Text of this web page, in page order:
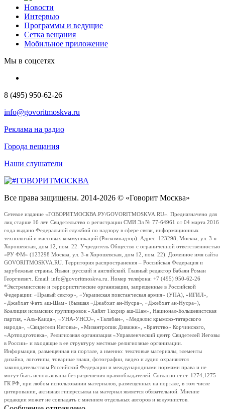
Новости
Интервью
Программы и ведущие
Сетка вещания
Мобильное приложение
Мы в соцсетях
8 (495) 950-62-26
info@govoritmoskva.ru
Реклама на радио
Города вещания
Наши слушатели
Все права защищены. 2014-2026 © «Говорит Москва»
Сетевое издание «ГОВОРИТМОСКВА.РУ/GOVORITMOSKVA.RU». Предназначено для
лиц старше 16 лет. Свидетельство о регистрации СМИ Эл № 77-64961 от 04 марта 2016
года выдано Федеральной службой по надзору в сфере связи, информационных
технологий и массовых коммуникаций (Роскомнадзор). Адрес: 123298, Москва, ул. 3-я
Хорошевская, дом 12, пом. 22. Учредитель Общество с ограниченной ответственностью
«РУ ФМ» (123298 Москва, ул. 3-я Хорошевская, дом 12, пом. 22). Доменное имя сайта
GOVORITMOSKVA.RU. Территория распространения – Российская Федерация и
зарубежные страны. Языки: русский и английский. Главный редактор Бабаян Роман
Георгиевич. Email: info@govoritmoskva.ru. Номер телефона: +7 (495) 950-62-26
*Экстремистские и террористические организации, запрещенные в Российской
Федерации: «Правый сектор», «Украинская повстанческая армия» (УПА), «ИГИЛ»,
«Джабхат Фатх аш-Шам» (бывшая «Джабхат ан-Нусра», «Джебхат ан-Нусра»),
Коалиция исламских группировок «Хайят Тахрир аш-Шам», Национал-Большевистская
партия, «Аль-Каида», «УНА-УНСО», «Талибан», «Меджлис крымско-татарского
народа», «Свидетели Иеговы», «Мизантропик Дивижн», «Братство» Корчинского,
«Артподготовка», Религиозная организация «Управленческий центр Свидетелей Иеговы
в России» и входящие в ее структуру местные религиозные организации.
Информация, размещенная на портале, а именно: текстовые материалы, элементы
дизайна, логотипы, товарные знаки, фотографии, видео и аудио охраняются
законодательством Российской Федерации и международными нормами права и не
могут быть использованы без разрешения правообладателей. Согласно ст.ст. 1274,1275
ГК РФ, при любом использовании материалов, размещенных на портале, в том числе
цитировании, активная гиперссылка на материал является обязательной. Мнение
редакции может не совпадать с мнением отдельных авторов и колумнистов.